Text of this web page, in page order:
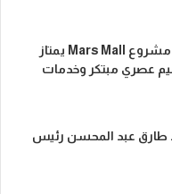
سامح الشرقاوي: مشروع Mars Mall يمتاز
عصري مبتكر وخدمات
طارق عبد المحسن رئيس